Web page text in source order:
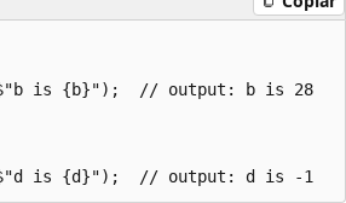
is {b}");  // output: b is 28